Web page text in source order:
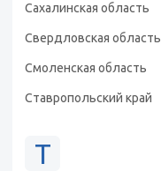
Сахалинская область
Свердловская область
Смоленская область
Ставропольский край
Т